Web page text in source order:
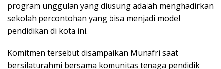
program unggulan yang diusung adalah menghadirkan
sekolah percontohan yang bisa menjadi model
pendidikan di kota ini.
Komitmen tersebut disampaikan Munafri saat
bersilaturahmi bersama komunitas tenaga pendidik